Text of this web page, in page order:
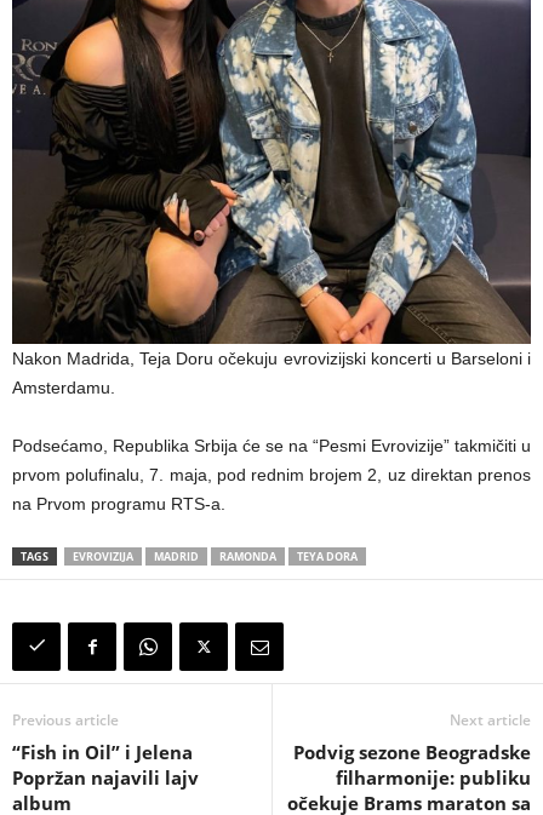
Nakon Madrida, Teja Doru očekuju evrovizijski koncerti u Barseloni i
Amsterdamu.
Podsećamo, Republika Srbija će se na “Pesmi Evrovizije” takmičiti u
prvom polufinalu, 7. maja, pod rednim brojem 2, uz direktan prenos
na Prvom programu RTS-a.
TAGS EVROVIZIJA MADRID RAMONDA TEYA DORA
Previous article
“Fish in Oil” i Jelena
Popržan najavili lajv
album
Next article
Podvig sezone Beogradske
filharmonije: publiku
očekuje Brams maraton sa